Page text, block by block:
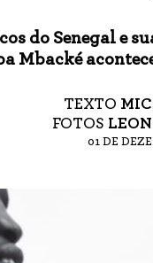
do Senegal e
Mbacké
TEXTO
FOTOS
01 DE